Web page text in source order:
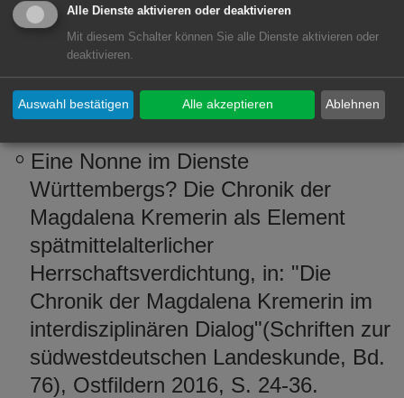
"Revolution des Fleißes" [Schriften
zur südwestdeutschen Landeskunde,
Band 75], hg. von Sigrid Hirbodian /
Sheilagh Ogilvie / Johanna Regnath,
Ostfildern 2015, S. 75-90.
Eine Nonne im Dienste
Württembergs? Die Chronik der
Magdalena Kremerin als Element
spätmittelalterlicher
Herrschaftsverdichtung, in: "Die
Chronik der Magdalena Kremerin im
interdisziplinären Dialog"(Schriften zur
südwestdeutschen Landeskunde, Bd.
76), Ostfildern 2016, S. 24-36.
Alle Dienste aktivieren oder deaktivieren
Mit diesem Schalter können Sie alle Dienste aktivieren oder
deaktivieren.
Ablehnen
Auswahl bestätigen Alle akzeptieren